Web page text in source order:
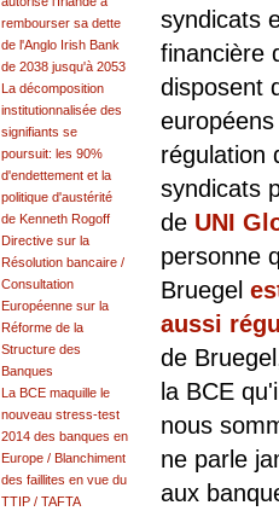
syndicats
financière
disposent
régulation
syndicats
de UNI
personne
Bruegel
aussi
de
la BCE
nous
ne parle
aux
rembourser sa dette
de l'Anglo Irish Bank
de 2038 jusqu'à 2053
La décomposition
institutionnalisée des
signifiants se
poursuit: les 90%
d'endettement et la
politique d'austérité
de Kenneth Rogoff
Directive sur la
Résolution bancaire /
Consultation
Européenne sur la
Réforme de la
Structure des
Banques
La BCE maquille le
nouveau stress-test
2014 des banques en
Europe / Blanchiment
des faillites en vue du
TTIP / TAFTA